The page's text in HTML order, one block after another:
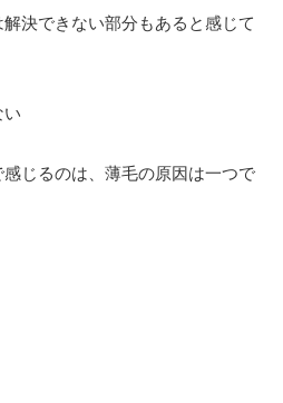
決できない部分もあると感じて
じるのは、薄毛の原因は一つで